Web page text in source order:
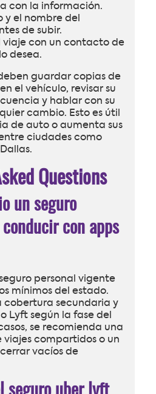
con la información.
y el nombre del
de subir.
viaje con un contacto de
desea.
guardar copias de
el vehículo, revisar su
y hablar con su
cambio. Esto es útil
de auto o aumenta sus
ciudades como
Questions
un seguro
con apps
personal vigente
mínimos del estado.
cobertura secundaria y
Lyft según la fase del
se recomienda una
viajes compartidos o un
vacíos de